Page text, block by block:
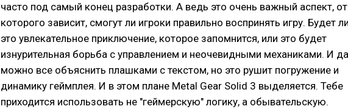
часто под самый конец разработки. А ведь это очень важный аспект, от
которого зависит, смогут ли игроки правильно воспринять игру. Будет
это увлекательное приключение, которое запомнится, или это будет
изнурительная борьба с управлением и неочевидными механиками. И
можно все объяснить плашками с текстом, но это рушит погружение и
динамику геймплея. И в этом плане Metal Gear Solid 3 выделяется. Тебе
приходится использовать не "геймерскую" логику, а обывательскую.